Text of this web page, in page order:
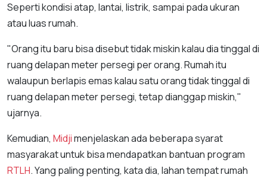
Seperti kondisi atap, lantai, listrik, sampai pada ukuran
atau luas rumah.
"Orang itu baru bisa disebut tidak miskin kalau dia tinggal di
ruang delapan meter persegi per orang. Rumah itu
walaupun berlapis emas kalau satu orang tidak tinggal di
ruang delapan meter persegi, tetap dianggap miskin,"
ujarnya.
Kemudian, Midjimenjelaskan ada beberapa syarat
masyarakat untuk bisa mendapatkan bantuan program
RTLH. Yang paling penting, kata dia, lahan tempat rumah